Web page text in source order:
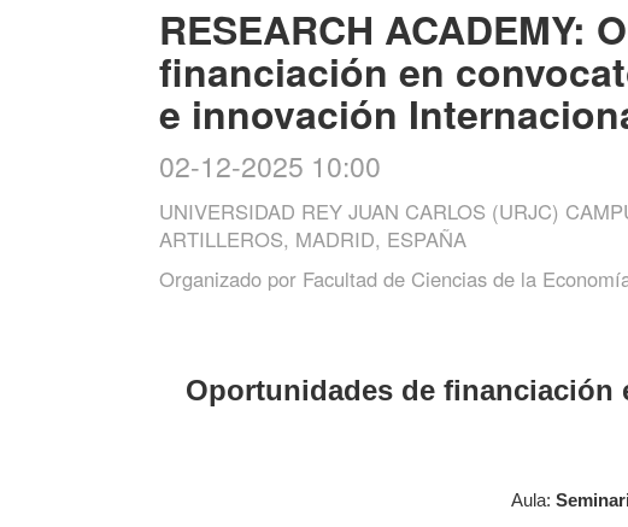
RESEARCH ACADEMY:
financiación en
e innovación
02-12-2025 10:00
UNIVERSIDAD REY JUAN CARLOS (URJC)
ARTILLEROS, MADRID, ESPAÑA
Organizado por Facultad de Ciencias de la
Oportunidades de
Aula: